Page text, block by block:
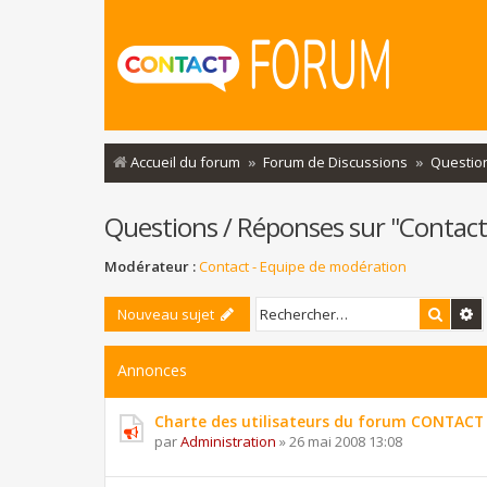
Accueil du forum Forum de Discussions
Questions / Réponses sur
Modérateur :Contact - Equipe de modération
Nouveau sujet
Annonces
Charte des utilisateurs du forum CONTACT
parAdministration »26 mai 2008 13:08